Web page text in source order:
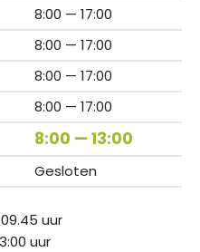
8:00 — 17:00
8:00 — 17:00
8:00 — 17:00
8:00 — 17:00
8:00 — 13:00
Gesloten
uur
uur